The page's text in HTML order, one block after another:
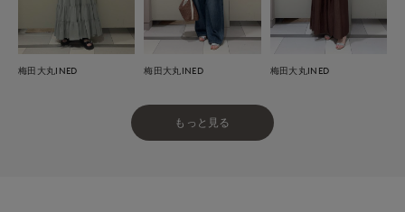
梅田大丸INED 梅田大丸INED 梅田大丸INED
もっと見る